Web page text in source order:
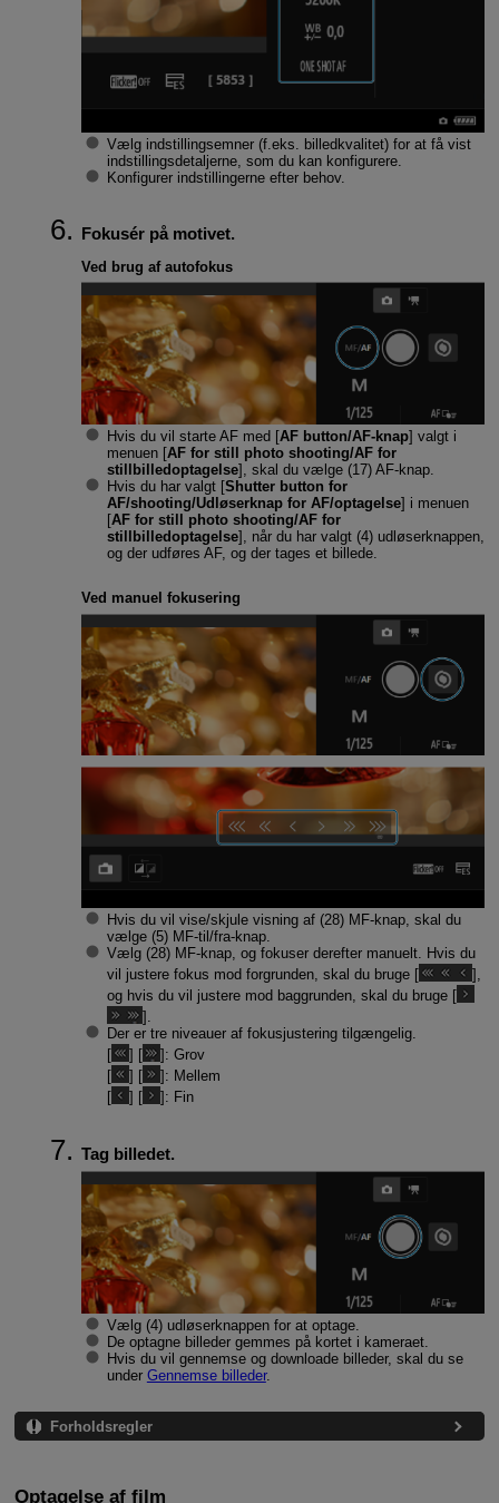
Vælg indstillingsemner (f.eks. billedkvalitet) for at få vist
indstillingsdetaljerne, som du kan konfigurere.
Konfigurer indstillingerne efter behov.
Fokusér på motivet.
Ved brug af autofokus
Hvis du vil starte AF med [AF button/AF-knap] valgt i
menuen [AF for still photo shooting/AF for
stillbilledoptagelse], skal du vælge (17) AF-knap.
Hvis du har valgt [Shutter button for
AF/shooting/Udløserknap for AF/optagelse] i menuen
[AF for still photo shooting/AF for
stillbilledoptagelse], når du har valgt (4) udløserknappen,
og der udføres AF, og der tages et billede.
Ved manuel fokusering
Hvis du vil vise/skjule visning af (28) MF-knap, skal du
vælge (5) MF-til/fra-knap.
Vælg (28) MF-knap, og fokuser derefter manuelt. Hvis du
vil justere fokus mod forgrunden, skal du bruge [
],
og hvis du vil justere mod baggrunden, skal du bruge [
].
Der er tre niveauer af fokusjustering tilgængelig.
[
] [
]: Grov
[
] [
]: Mellem
[
] [ ]: Fin
Tag billedet.
Vælg (4) udløserknappen for at optage.
De optagne billeder gemmes på kortet i kameraet.
Hvis du vil gennemse og downloade billeder, skal du se
under Gennemse billeder.
Forholdsregler
Optagelse af film